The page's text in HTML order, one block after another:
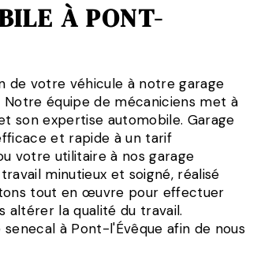
À PONT-
de votre véhicule à notre garage
équipe de mécaniciens met à
son expertise automobile. Garage
et rapide à un tarif
votre utilitaire à nos garage
minutieux et soigné, réalisé
tout en œuvre pour effectuer
altérer la qualité du travail.
à Pont-l'Évêque afin de nous